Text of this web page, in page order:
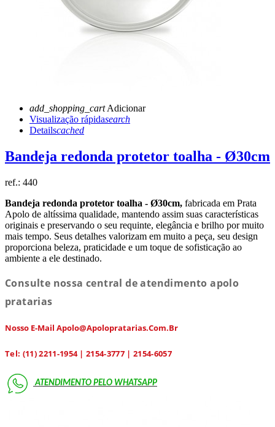
add_shopping_cartAdicionar
Visualização rápidasearch
Detailscached
Bandeja redonda protetor toalha - Ø30cm
ref.: 440
Bandeja redonda protetor toalha - Ø30cm, fabricada em Prata
Apolo de altíssima qualidade, mantendo assim suas características
originais e preservando o seu requinte, elegância e brilho por muito
mais tempo. Seus detalhes valorizam em muito a peça, seu design
proporciona beleza, praticidade e um toque de sofisticação ao
ambiente a ele destinado.
Consulte nossa central de atendimento apolo
pratarias
Nosso E-Mail Apolo@apolopratarias.com.br
Tel: (11) 2211-1954 | 2154-3777 | 2154-6057
ATENDIMENTO PELO WHATSAPP